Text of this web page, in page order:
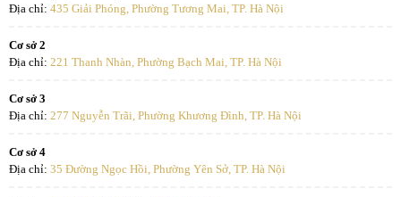
Địa chỉ: 435 Giải Phóng, Phường Tương Mai, TP. Hà Nội
Cơ sở 2
Địa chỉ: 221 Thanh Nhàn, Phường Bạch Mai, TP. Hà Nội
Cơ sở 3
Địa chỉ: 277 Nguyễn Trãi, Phường Khương Đình, TP. Hà Nội
Cơ sở 4
Địa chỉ: 35 Đường Ngọc Hồi, Phường Yên Sở, TP. Hà Nội